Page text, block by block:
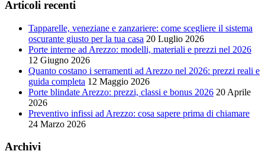
Articoli recenti
Tapparelle, veneziane e zanzariere: come scegliere il sistema
oscurante giusto per la tua casa 20 Luglio 2026
Porte interne ad Arezzo: modelli, materiali e prezzi nel 2026
12 Giugno 2026
Quanto costano i serramenti ad Arezzo nel 2026: prezzi reali e
guida completa 12 Maggio 2026
Porte blindate Arezzo: prezzi, classi e bonus 2026 20 Aprile
2026
Preventivo infissi ad Arezzo: cosa sapere prima di chiamare
24 Marzo 2026
Archivi